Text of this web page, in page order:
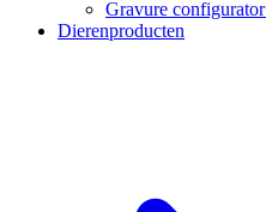
Gravure configurator
Dierenproducten